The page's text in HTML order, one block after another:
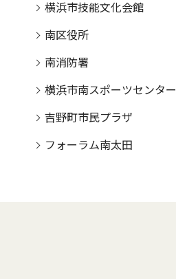
横浜市技能文化会館
南区役所
南消防署
横浜市南スポーツセンター
吉野町市民プラザ
フォーラム南太田